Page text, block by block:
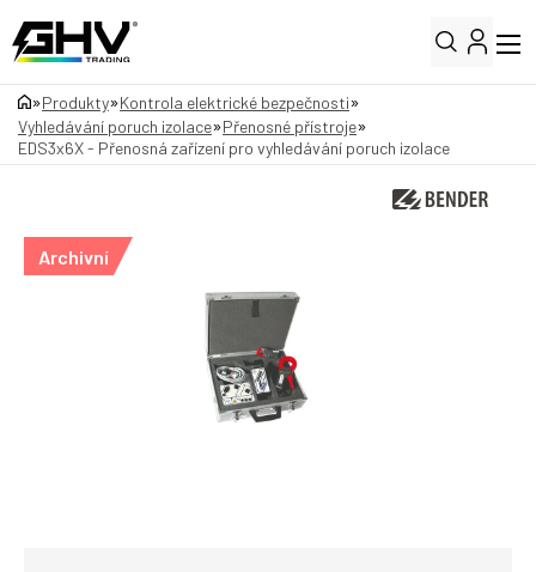
»Produkty»Kontrola elektrické bezpečnosti»
Vyhledávání poruch izolace»Přenosné přístroje»
EDS3x6X - Přenosná zařízení pro vyhledávání poruch izolace
Archivní